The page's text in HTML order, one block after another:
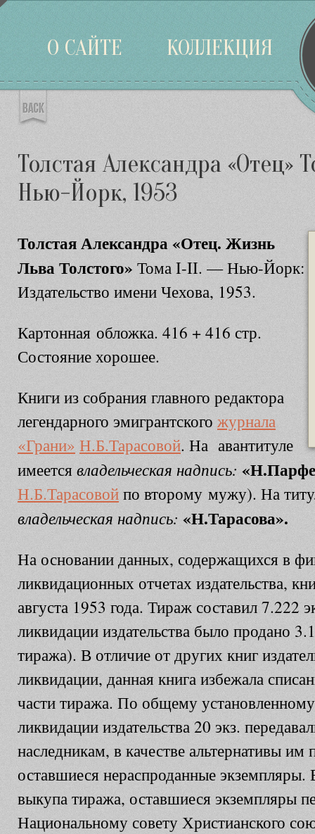
О САЙТЕ КОЛЛЕКЦИЯ
Толстая Александра
Нью-Йорк, 1953
Толстая Александра «Отец. Жизнь
Льва Толстого» Тома I-II. — Нью-Йорк:
Издательство имени Чехова, 1953.
Картонная обложка. 416 + 416 стр.
Состояние хорошее.
Книги из собрания главного редактора
легендарного эмигрантского журнала
«Грани» Н.Б.Тарасовой. На авантитуле
имеетсявладельческая надпись:
Н.Б.Тарасовойпо второму мужу). На
владельческая надпись: «Н.Тарасова».
На основании данных, содержащихся в
ликвидационных отчетах издательства,
августа 1953 года. Тираж составил 7.222
ликвидации издательства было продано
тиража). В отличие от других книг
ликвидации, данная книга избежала
части тиража. По общему
ликвидации издательства 20 экз.
наследникам, в качестве альтернативы им
оставшиеся нераспроданные экземпляры.
выкупа тиража, оставшиеся экземпляры
Национальному совету Христианского